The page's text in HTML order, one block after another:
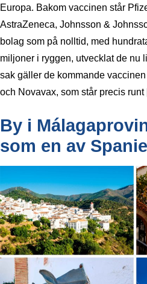
Europa. Bakom vaccinen står
AstraZeneca, Johnsson &
bolag som på nolltid, med
miljoner i ryggen, utvecklat de nu
sak gäller de kommande
och Novavax, som står precis
By i
som en av